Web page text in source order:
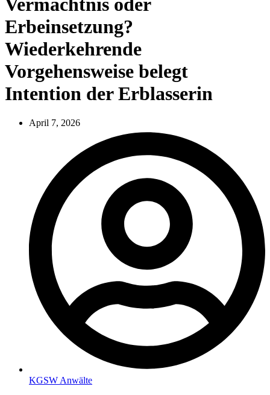
Erbeinsetzung?
Wiederkehrende
Vorgehensweise belegt
Intention der Erblasserin
April 7, 2026
KGSW Anwälte